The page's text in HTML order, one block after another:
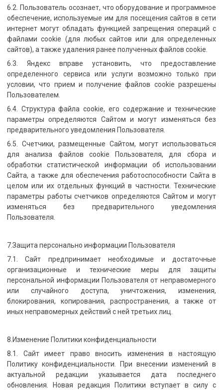
6.2. Пользователь осознает, что оборудование и программное
обеспечение, используемые им для посещения сайтов в сети
интернет могут обладать функцией запрещения операций с
файлами cookie (для любых сайтов или для определенных
сайтов), а также удаления ранее полученных файлов cookie.
6.3. Яндекс вправе установить, что предоставление
определенного сервиса или услуги возможно только при
условии, что прием и получение файлов cookie разрешены
Пользователем.
6.4. Структура файла cookie, его содержание и технические
параметры определяются Сайтом и могут изменяться без
предварительного уведомления Пользователя.
6.5. Счетчики, размещенные Сайтом, могут использоваться
для анализа файлов cookie Пользователя, для сбора и
обработки статистической информации об использовании
Сайта, а также для обеспечения работоспособности Сайта в
целом или их отдельных функций в частности. Технические
параметры работы счетчиков определяются Сайтом и могут
изменяться без предварительного уведомления
Пользователя.
7.Защита персонально информации Пользователя
7.1. Сайт предпринимает необходимые и достаточные
организационные и технические меры для защиты
персональной информации Пользователя от неправомерного
или случайного доступа, уничтожения, изменения,
блокирования, копирования, распространения, а также от
иных неправомерных действий с ней третьих лиц.
8.Изменение Политики конфиденциальности
8.1. Сайт имеет право вносить изменения в настоящую
Политику конфиденциальности. При внесении изменений в
актуальной редакции указывается дата последнего
обновления. Новая редакция Политики вступает в силу с